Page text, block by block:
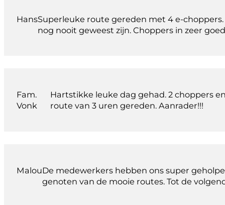
HansSuperleuke route gereden met 4 e-
nog nooit geweest zijn. Choppers in zeer
Fam.
Vonk
Hartstikke leuke dag gehad. 2 choppers
route van 3 uren gereden. Aanrader!!!
MalouDe medewerkers hebben ons super
genoten van de mooie routes. Tot de